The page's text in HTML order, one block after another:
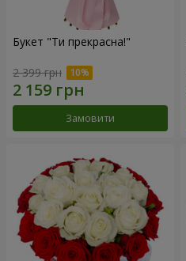
Букет "Ти прекрасна!"
2 399 грн
Замовити